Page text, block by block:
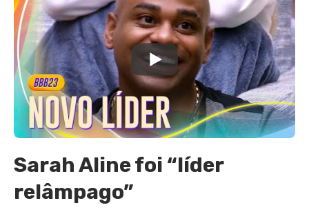
Sarah Aline foi “líder
relâmpago”